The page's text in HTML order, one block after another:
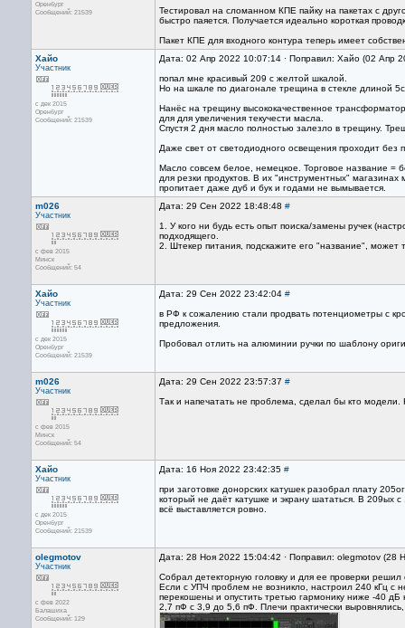
Оренбург
Сообщений: 21539
Тестировал на сломанном КПЕ пайку на пакетах с
быстро паяется. Получается идеально короткая
Пакет КПЕ для входного контура теперь имеет
Хайо
Участник
с дек 2015
Оренбург
Сообщений: 21539
Дата: 02 Апр 2022 10:07:14 · Поправил: Хайо (02 Апр
попал мне красивый 209 с желтой шкалой.
Но на шкале по диагонале трещина в стекле длиной
Нанёс на трещину высококачественное
для для увеличения текучести масла.
Спустя 2 дня масло полностью залезло в трещину.
Даже свет от светодиодного освещения проходит без
Масло совсем белое, немецкое. Торговое название =
для резки продуктов. В их "инструментных"
пропитает даже дуб и бук и годами не вымывается.
m026
Участник
с фев 2015
Минск
Сообщений: 54
Дата: 29 Сен 2022 18:48:48 #
1. У кого ни будь есть опыт поиска/замены ручек
подходящего.
2. Штекер питания, подскажите его "название",
Хайо
Участник
с дек 2015
Оренбург
Сообщений: 21539
Дата: 29 Сен 2022 23:42:04 #
в РФ к сожалению стали продвать потенциометры с
предложения.
Пробовал отлить на алюминии ручки по шаблону
m026
Участник
с фев 2015
Минск
Сообщений: 54
Дата: 29 Сен 2022 23:57:37 #
Так и напечатать не проблема, сделал бы кто модели.
Хайо
Участник
с дек 2015
Оренбург
Сообщений: 21539
Дата: 16 Ноя 2022 23:42:35 #
при заготовке донорских катушек разобрал плату
который не даёт катушке и экрану шататься. В 209ых
всё выставляется ровно.
olegmotov
Участник
с фев 2022
Балашиха
Сообщений: 129
Дата: 28 Ноя 2022 15:04:42 · Поправил: olegmotov (28
Собрал детекторную головку и для ее проверки
Если с УПЧ проблем не возникло, настроил 240 кГц с
перекошены и опустить третью гармонику ниже -40
2,7 пФ с 3,9 до 5,6 пФ. Плечи практически